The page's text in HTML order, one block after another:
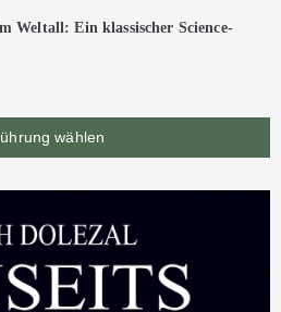
Weltall: Ein klassischer Science-
wählen